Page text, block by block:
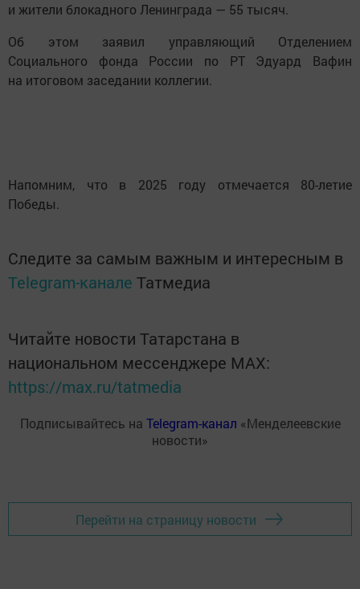
и жители блокадного Ленинграда — 55 тысяч.
Об этом заявил управляющий Отделением
Социального фонда России по РТ Эдуард Вафин
на итоговом заседании коллегии.
Напомним, что в 2025 году отмечается 80-летие
Победы.
Следите за самым важным и интересным в
Telegram-канале Татмедиа
Читайте новости Татарстана в
национальном мессенджере MАХ:
https://max.ru/tatmedia
Подписывайтесь на Telegram-канал «Менделеевские
новости»
Перейти на страницу новости